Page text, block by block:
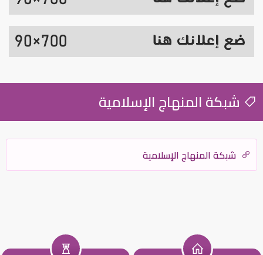
شبكة المنهاج الإسلامية
شبكة المنهاج الإسلامية